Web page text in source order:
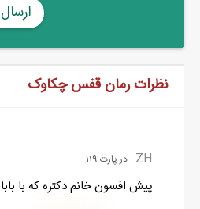
نظرات رمان قفس چکاوک
ZH در پارت 119
پیش افسون خانم دکتره که با